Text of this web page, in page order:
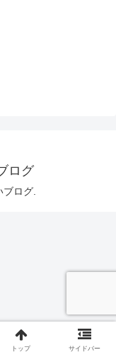
ログ
ログ.
トップ サイドバー